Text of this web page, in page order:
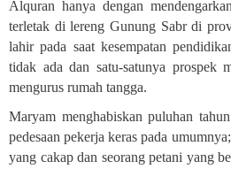
Alquran hanya dengan
terletak di lereng Gunung Sabr di
lahir pada saat kesempatan
tidak ada dan satu-satunya prospek
mengurus rumah tangga.
Maryam menghabiskan puluhan
pedesaan pekerja keras pada
yang cakap dan seorang petani yang